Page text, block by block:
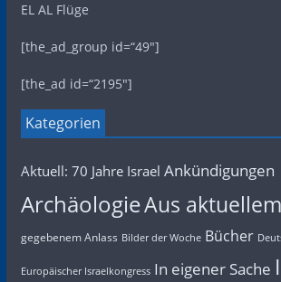
EL AL Flüge
[the_ad_group id=“49″]
[the_ad id=“2195″]
Kategorien
Aktuell: 70 Jahre Israel Ankündigungen
ArchäologieAus
gegebenem Anlass Bilder der Woche Bücher
Europäischer Israelkongress In eigener Sache